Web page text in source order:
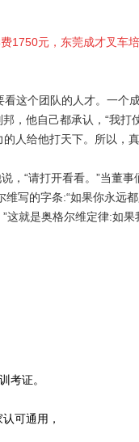
1750元，东莞成才叉车
这个团队的人才。一个
，他自己都承认，“我打
人给他打天下。所以，
，“请打开看看。”当董事
维写的字条:“如果你永远
这就是奥格尔维定律:如果
考证。
可通用，